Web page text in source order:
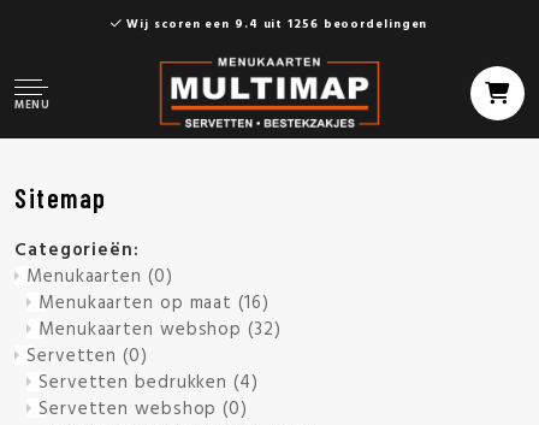
Wij scoren een 9.4 uit 1256 beoordelingen
MENU
Sitemap
Categorieën:
Menukaarten (0)
Menukaarten op maat (16)
Menukaarten webshop (32)
Servetten(0)
Servetten bedrukken (4)
Servetten webshop(0)